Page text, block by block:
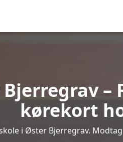
kørekort
i Øster Bjerregrav.